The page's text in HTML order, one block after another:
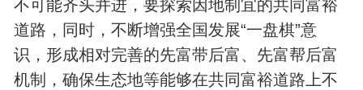
不可能齐头并进，要探索因地制宜的共同富裕
道路，同时，不断增强全国发展“一盘棋”意
识，形成相对完善的先富带后富、先富帮后富
机制，确保生态地等能够在共同富裕道路上不